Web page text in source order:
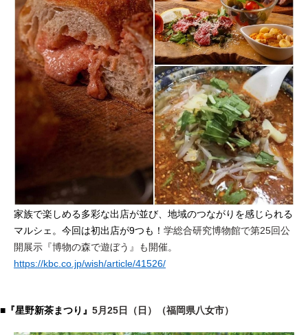
家族で楽しめる多彩な出店が並び、地域のつながりを感じられる
マルシェ。今回は初出店が9つも！ 学総合研究博物館で第25回公
開展示『博物の森で遊ぼう』も開催。
https://kbc.co.jp/wish/article/41526/
■『星野新茶まつり』 5月25日（日）（福岡県八女市）